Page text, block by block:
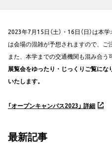
2023年7月15日（土）・16日（日）は
は会場の混雑が予想されますので、ご
また、本学までの交通機関も混み合う
展覧会をゆったり・じっくりご覧に
いたします。
「オープンキャンパス2023」 詳細
最新記事